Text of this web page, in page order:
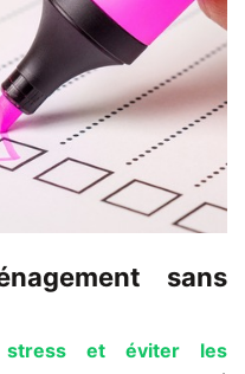
sans
stress et éviter les